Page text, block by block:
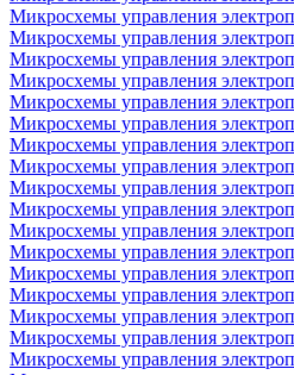
Микросхемы управления
Микросхемы управления
Микросхемы управления
Микросхемы управления
Микросхемы управления
Микросхемы управления
Микросхемы управления
Микросхемы управления
Микросхемы управления
Микросхемы управления
Микросхемы управления
Микросхемы управления
Микросхемы управления
Микросхемы управления
Микросхемы управления
Микросхемы управления
Микросхемы управления